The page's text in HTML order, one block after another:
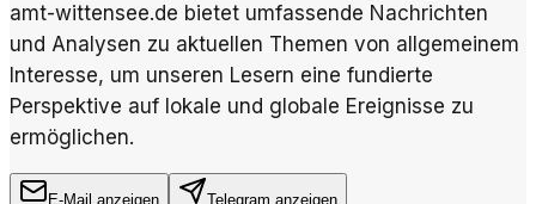
amt-wittensee.de bietet umfassende Nachrichten
und Analysen zu aktuellen Themen von allgemeinem
Interesse, um unseren Lesern eine fundierte
Perspektive auf lokale und globale Ereignisse zu
ermöglichen.
E-Mail anzeigen Telegram anzeigen